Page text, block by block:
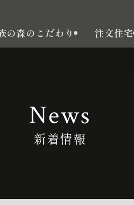
の森のこだわり 注文住宅
News
新着情報